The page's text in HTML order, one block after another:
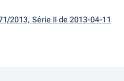
2013, Série II de 2013-04-11